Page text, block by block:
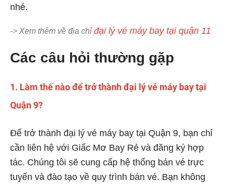
nhé.
-> Xem thêm về địa chỉđại lý vé máy bay tại quận 11
Các câu hỏi thường gặp
1. Làm thế nào để trở thành đại lý vé máy bay tại
Quận 9?
Để trở thành đại lý vé máy bay tại Quận 9, bạn chỉ
cần liên hệ với Giấc Mơ Bay Rẻ và đăng ký hợp
tác. Chúng tôi sẽ cung cấp hệ thống bán vé trực
tuyến và đào tạo về quy trình bán vé. Bạn không